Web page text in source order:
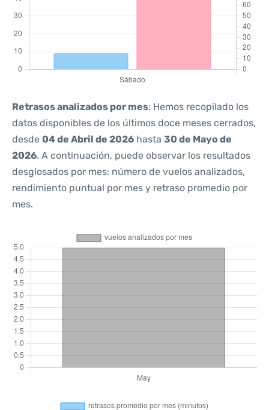
Retrasos analizados por mes: Hemos recopilado los
datos disponibles de los últimos doce meses cerrados,
desde 04 de Abril de 2026 hasta 30 de Mayo de
2026. A continuación, puede observar los resultados
desglosados por mes: número de vuelos analizados,
rendimiento puntual por mes y retraso promedio por
mes.